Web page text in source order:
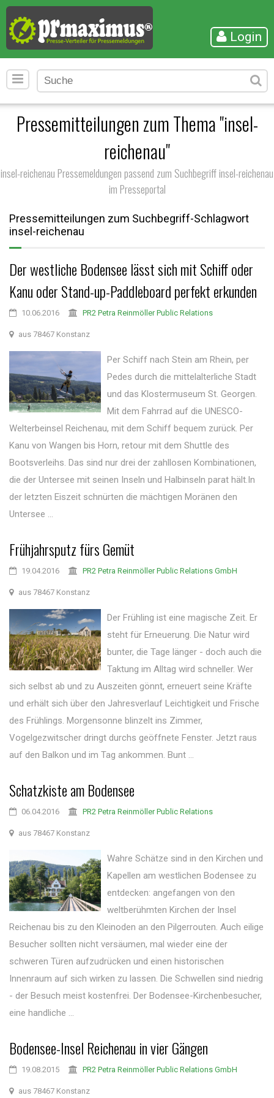
Login
Pressemitteilungen zum Thema "insel-
reichenau"
insel-reichenau Pressemeldungen passend zum Suchbegriff insel-reichenau
im Presseportal
Pressemitteilungen zum Suchbegriff-Schlagwort
insel-reichenau
Der westliche Bodensee lässt sich mit Schiff oder
Kanu oder Stand-up-Paddleboard perfekt erkunden
10.06.2016 PR2 Petra Reinmöller Public Relations
aus 78467 Konstanz
Per Schiff nach Stein am Rhein, per
Pedes durch die mittelalterliche Stadt
und das Klostermuseum St. Georgen.
Mit dem Fahrrad auf die UNESCO-
Welterbeinsel Reichenau, mit dem Schiff bequem zurück. Per
Kanu von Wangen bis Horn, retour mit dem Shuttle des
Bootsverleihs. Das sind nur drei der zahllosen Kombinationen,
die der Untersee mit seinen Inseln und Halbinseln parat hält.In
der letzten Eiszeit schnürten die mächtigen Moränen den
Untersee ...
Frühjahrsputz fürs Gemüt
19.04.2016 PR2 Petra Reinmöller Public Relations GmbH
aus 78467 Konstanz
Der Frühling ist eine magische Zeit. Er
steht für Erneuerung. Die Natur wird
bunter, die Tage länger - doch auch die
Taktung im Alltag wird schneller. Wer
sich selbst ab und zu Auszeiten gönnt, erneuert seine Kräfte
und erhält sich über den Jahresverlauf Leichtigkeit und Frische
des Frühlings. Morgensonne blinzelt ins Zimmer,
Vogelgezwitscher dringt durchs geöffnete Fenster. Jetzt raus
auf den Balkon und im Tag ankommen. Bunt ...
Schatzkiste am Bodensee
06.04.2016 PR2 Petra Reinmöller Public Relations
aus 78467 Konstanz
Wahre Schätze sind in den Kirchen und
Kapellen am westlichen Bodensee zu
entdecken: angefangen von den
weltberühmten Kirchen der Insel
Reichenau bis zu den Kleinoden an den Pilgerrouten. Auch eilige
Besucher sollten nicht versäumen, mal wieder eine der
schweren Türen aufzudrücken und einen historischen
Innenraum auf sich wirken zu lassen. Die Schwellen sind niedrig
- der Besuch meist kostenfrei. Der Bodensee-Kirchenbesucher,
eine handliche ...
Bodensee-Insel Reichenau in vier Gängen
19.08.2015 PR2 Petra Reinmöller Public Relations GmbH
aus 78467 Konstanz